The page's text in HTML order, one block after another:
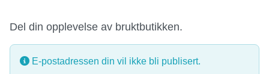
Del din opplevelse av bruktbutikken.
E-postadressen din vil ikke bli publisert.